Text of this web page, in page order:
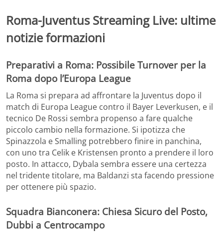
Roma-Juventus Streaming Live: ultime
notizie formazioni
Preparativi a Roma: Possibile Turnover per la
Roma dopo l’Europa League
La Roma si prepara ad affrontare la Juventus dopo il
match di Europa League contro il Bayer Leverkusen, e il
tecnico De Rossi sembra propenso a fare qualche
piccolo cambio nella formazione. Si ipotizza che
Spinazzola e Smalling potrebbero finire in panchina,
con uno tra Celik e Kristensen pronto a prendere il loro
posto. In attacco, Dybala sembra essere una certezza
nel tridente titolare, ma Baldanzi sta facendo pressione
per ottenere più spazio.
Squadra Bianconera: Chiesa Sicuro del Posto,
Dubbi a Centrocampo